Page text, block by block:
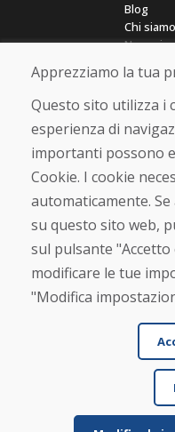
Blog
Chi siamo
Negozio
Negozio
Termini
Reso e
Cookies
★
Apprezziamo la tua
Questo sito utilizza
esperienza di
importanti possono
Cookie. I cookie
automaticamente.
su questo sito web,
sul pulsante "Accetto
modificare le tue
"Modifica